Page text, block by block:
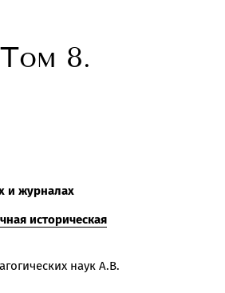
8.
и журналах
историческая
наук А.В.